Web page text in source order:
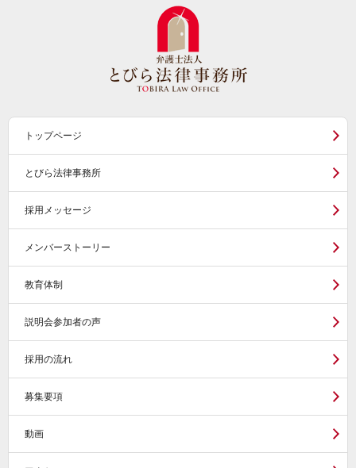
トップページ
とびら法律事務所
採用メッセージ
メンバーストーリー
教育体制
説明会参加者の声
採用の流れ
募集要項
動画